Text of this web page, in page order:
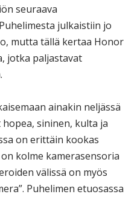
seuraava
julkaistiin jo
mutta tällä kertaa Honor
jotka paljastavat
ainakin neljässä
sininen, kulta ja
on erittäin kookas
kolme kamerasensoria
välissä on myös
Puhelimen etuosassa